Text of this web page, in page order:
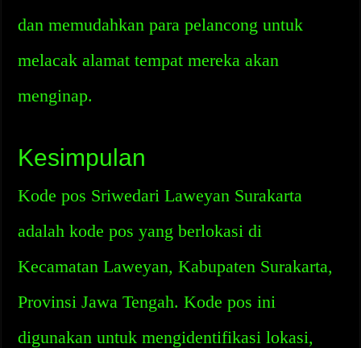
dan memudahkan para pelancong untuk
melacak alamat tempat mereka akan
menginap.
Kesimpulan
Kode pos Sriwedari Laweyan Surakarta
adalah kode pos yang berlokasi di
Kecamatan Laweyan, Kabupaten Surakarta,
Provinsi Jawa Tengah. Kode pos ini
digunakan untuk mengidentifikasi lokasi,